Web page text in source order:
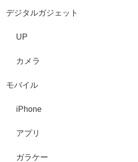
デジタルガジェット
UP
カメラ
モバイル
iPhone
アプリ
ガラケー